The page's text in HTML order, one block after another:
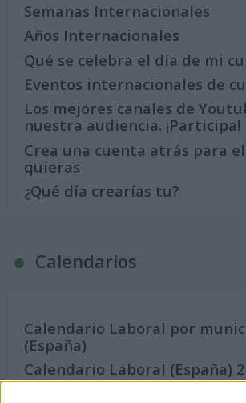
Semanas Internacionales
Años Internacionales
Qué se celebra el día de mi
Eventos internacionales de
Los mejores canales de
nuestra audiencia. ¡Participa!
Crea una cuenta atrás para
quieras
¿Qué día crearías tu?
Calendarios
Calendario Laboral por
(España)
Calendario Laboral (España)